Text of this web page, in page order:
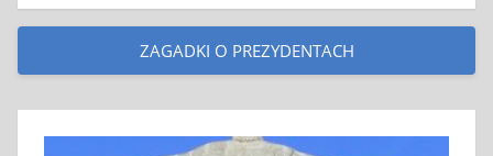
ZAGADKI O PREZYDENTACH